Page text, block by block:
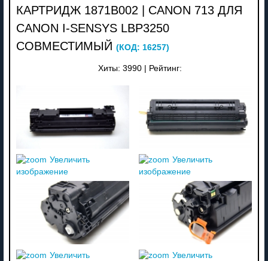
КАРТРИДЖ 1871B002 | CANON 713 ДЛЯ
CANON I-SENSYS LBP3250
СОВМЕСТИМЫЙ (КОД: 16257)
Хиты: 3990 Рейтинг:
Увеличить
изображение
Увеличить
изображение
Увеличить
Увеличить